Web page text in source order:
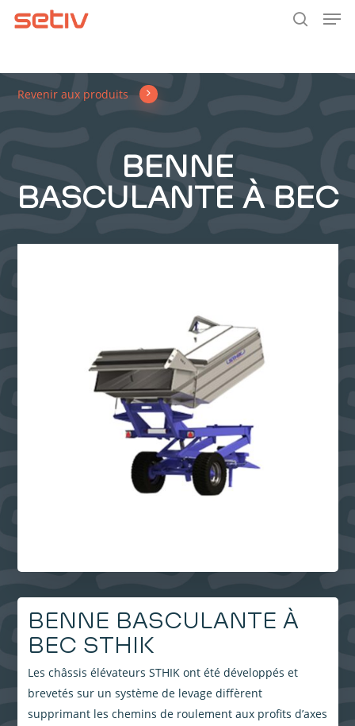
Skip
content
Revenir aux produits
BENNE
BASCULANTE À BEC
BENNE BASCULANTE À
BEC STHIK
Les châssis élévateurs STHIKont été développés et
brevetés sur un système de levage diffèrent
supprimant les chemins de roulement aux profits d’axes